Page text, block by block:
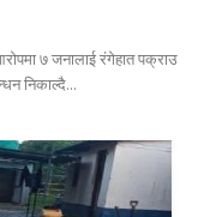
७ जनालाई रंगेहात पक्राउ
निकाल्दै...